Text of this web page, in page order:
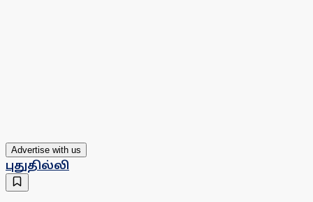
Advertise with us
புதுதில்லி